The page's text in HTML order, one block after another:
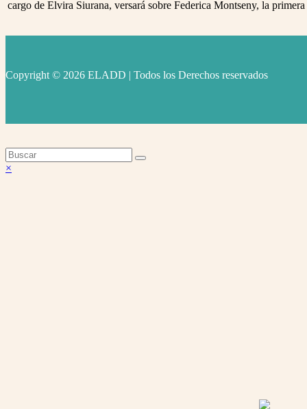
cargo de Elvira Siurana, versará sobre Federica Montseny, la
Copyright © 2026 ELADD | Todos los Derechos reservados
Volver
×